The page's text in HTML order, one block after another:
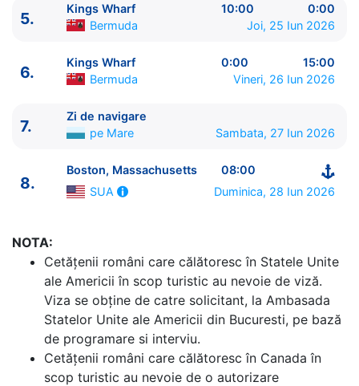
ITINERARIU
Ziua | Portul | Sosire - Plecare
Boston, Massachusetts
2.
Zi de navigare pe Mare
0:00 - 0:00
Zi de navigare pe Mare 0:00 - 0:00
5.
Kings Wharf Bermuda
10:00 - 0:00
8. Boston, Massachusetts
5.
Kings Wharf 10:00
0:00
Bermuda
Joi, 25 Iun 2026
6.
Kings Wharf 0:00
15:00
Bermuda
Vineri, 26 Iun 2026
7.
Zi de navigare
pe Mare
Sambata, 27 Iun 2026
8.
Boston, Massachusetts
08:00
SUA
Duminica, 28 Iun 2026
NOTA:
Cetăţenii români care călătoresc în Statele Unite
ale Americii în scop turistic au nevoie de viză.
Viza se obține de catre solicitant, la Ambasada
Statelor Unite ale Americii din Bucuresti, pe bază
de programare si interviu.
Cetăţenii români care călătoresc în Canada în
scop turistic au nevoie de o autorizare